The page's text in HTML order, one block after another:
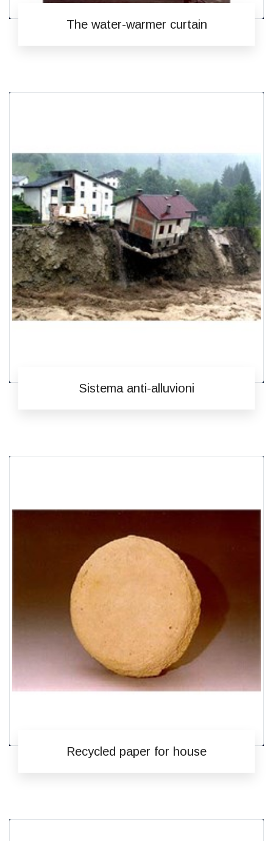
The water-warmer curtain
Sistema anti-alluvioni
Recycled paper for house